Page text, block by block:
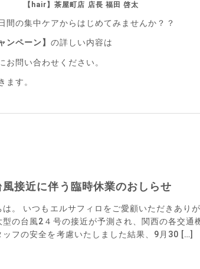
【hair】茶屋町店 店長 福田 啓太
間の集中ケアからはじめてみませんか？？
ンペーン】 の詳しい内容は
お問い合わせください。
ます。
接近に伴う臨時休業のおしらせ
は。 いつもエルサフィロをご愛顧いただきあり
型の台風2４号の接近が予測され、関西の各交通
ッフの安全を考慮いたしました結果、9月30 […]